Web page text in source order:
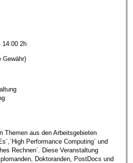
14:00 2h
Gewähr)
Themen aus den Arbeitsgebieten
Performance Computing` und
Rechnen`. Diese Veranstaltung
Doktoranden, PostDocs und